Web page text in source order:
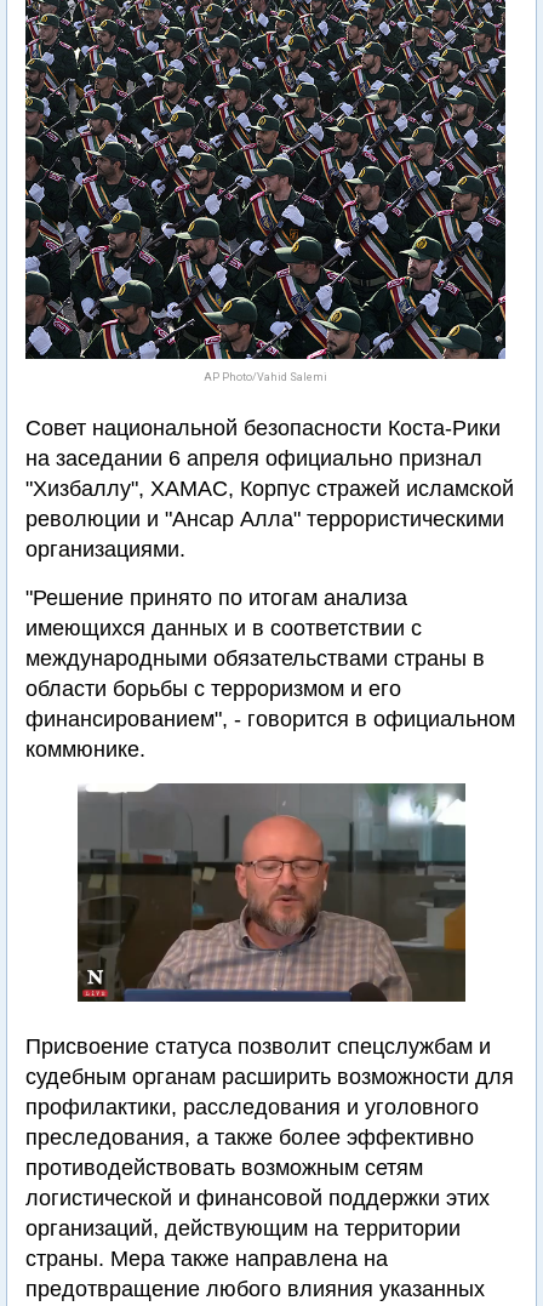
AP Photo/Vahid Salemi
Совет национальной безопасности Коста-Рики
на заседании 6 апреля официально признал
"Хизбаллу", ХАМАС, Корпус стражей исламской
революции и "Ансар Алла" террористическими
организациями.
"Решение принято по итогам анализа
имеющихся данных и в соответствии с
международными обязательствами страны в
области борьбы с терроризмом и его
финансированием", - говорится в официальном
коммюнике.
Присвоение статуса позволит спецслужбам и
судебным органам расширить возможности для
профилактики, расследования и уголовного
преследования, а также более эффективно
противодействовать возможным сетям
логистической и финансовой поддержки этих
организаций, действующим на территории
страны. Мера также направлена на
предотвращение любого влияния указанных